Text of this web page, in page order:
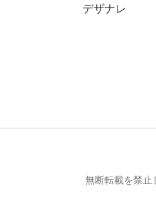
デザナレ
無断転載を禁止